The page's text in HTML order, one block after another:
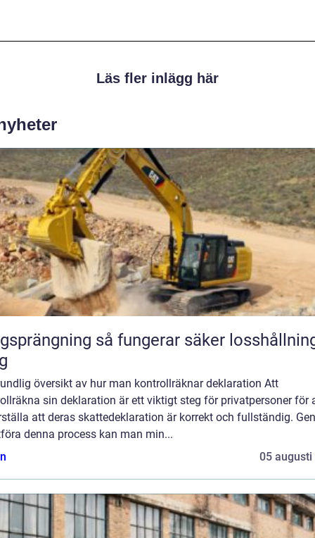
Läs fler inlägg här
så fungerar säker losshållning av
översikt av hur man kontrollräknar deklaration Att
sin deklaration är ett viktigt steg för privatpersoner för
att deras skattedeklaration är korrekt och fullständig.
denna process kan man min...
05 augusti